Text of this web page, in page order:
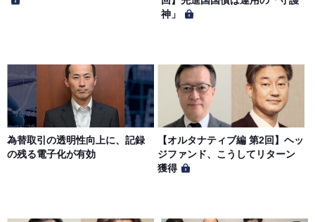
第６条（サービス内容の停止・変更）
サイトのサービス内容を変更する場合があります。
第７条（個人情報の取扱い）
当社は、会員の個人情報を別途オンライン上に掲示する
「プライバシーポリシー」に基づき、適切に取り扱うもの
神」
為替取引の透明性向上に、記録
の残る電子化が有効
【オルタナティブ編 第2回】ヘッ
ジファンド、こうしてリターン
獲得